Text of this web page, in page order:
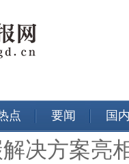
点 要闻 国内
决方案亮